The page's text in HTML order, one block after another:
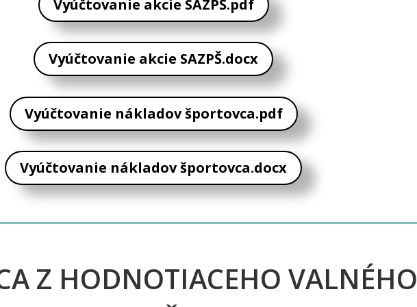
Vyúčtovanie akcie SAZPŠ.pdf
Vyúčtovanie akcie SAZPŠ.docx
Vyúčtovanie nákladov športovca.pdf
Vyúčtovanie nákladov športovca.docx
Z HODNOTIACEHO VALNÉHO